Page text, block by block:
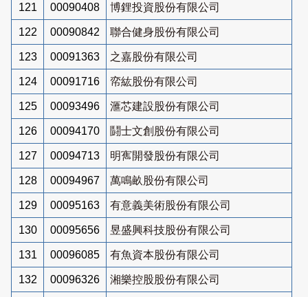
121 00090408 博鋰投資股份有限公司
122 00090842 聯合健身股份有限公司
123 00091363 之嘉股份有限公司
124 00091716 帟紘股份有限公司
125 00093496 滙芯建設股份有限公司
126 00094170 鬪士文創股份有限公司
127 00094713 明寯開發股份有限公司
128 00094967 萬鳴畝股份有限公司
129 00095163 有意義美術股份有限公司
130 00095656 昱盛興科技股份有限公司
131 00096085 有魚資本股份有限公司
132 00096326 湘樂控股股份有限公司